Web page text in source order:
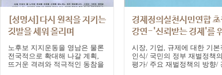
[성명서]다시 원칙을 지키는
깃발을 세워 올리며
노후보 지지운동을 영남은 물론
전국적으로 확대해 나갈 계획,
뜨거운 격려와 적극적인 동참을
경제정의실천시민연합
강연-'신뢰받는 경제'를
한 과제
시장, 기업, 규제에 대한 기본
인식/ 국민의 정부 재벌정책
평가/ 주요 재벌정책의 방향/